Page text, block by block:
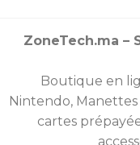
ZoneTech.ma –
Boutique en
Nintendo, Manettes
cartes